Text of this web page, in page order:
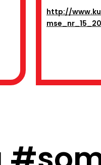
http://